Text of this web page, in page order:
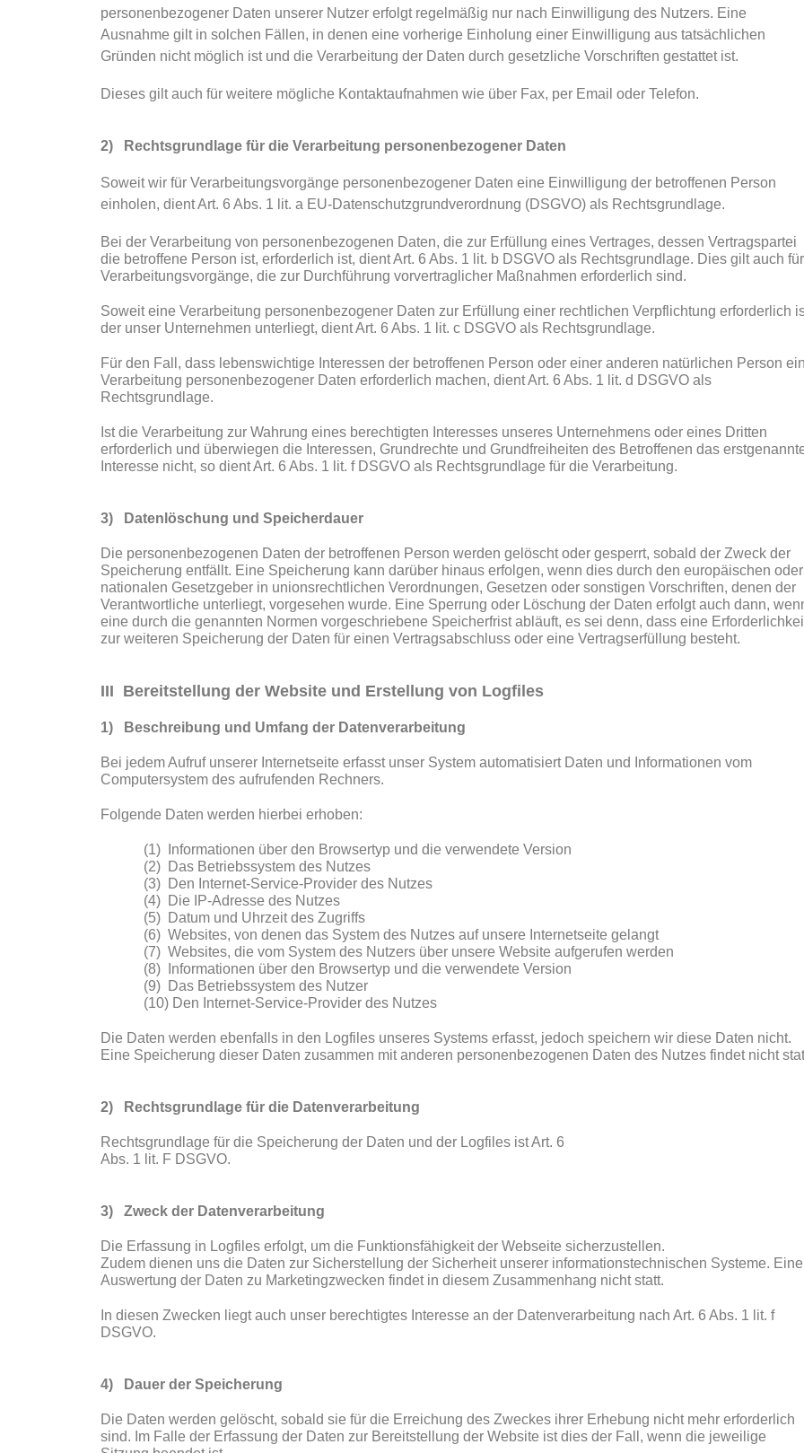
personenbezogener Daten unserer Nutzer erfolgt regelmäßig nur nach Einwilligung des Nutzers. Eine
Ausnahme gilt in solchen Fällen, in denen eine vorherige Einholung einer Einwilligung aus tatsächlichen
Gründen nicht möglich ist und die Verarbeitung der Daten durch gesetzliche Vorschriften gestattet ist.
Dieses gilt auch für weitere mögliche Kontaktaufnahmen wie über Fax, per Email oder Telefon.
2) Rechtsgrundlage für die Verarbeitung personenbezogener Daten
Soweit wir für Verarbeitungsvorgänge personenbezogener Daten eine Einwilligung der betroffenen Person
einholen, dient Art. 6 Abs. 1 lit. a EU-Datenschutzgrundverordnung (DSGVO) als Rechtsgrundlage.
Bei der Verarbeitung von personenbezogenen Daten, die zur Erfüllung eines Vertrages, dessen Vertragspartei
die betroffene Person ist, erforderlich ist, dient Art. 6 Abs. 1 lit. b DSGVO als Rechtsgrundlage. Dies gilt auch für
Verarbeitungsvorgänge, die zur Durchführung vorvertraglicher Maßnahmen erforderlich sind.
Soweit eine Verarbeitung personenbezogener Daten zur Erfüllung einer rechtlichen Verpflichtung erforderlich
der unser Unternehmen unterliegt, dient Art. 6 Abs. 1 lit. c DSGVO als Rechtsgrundlage.
Für den Fall, dass lebenswichtige Interessen der betroffenen Person oder einer anderen natürlichen Person
Verarbeitung personenbezogener Daten erforderlich machen, dient Art. 6 Abs. 1 lit. d DSGVO als
Rechtsgrundlage.
Ist die Verarbeitung zur Wahrung eines berechtigten Interesses unseres Unternehmens oder eines Dritten
erforderlich und überwiegen die Interessen, Grundrechte und Grundfreiheiten des Betroffenen das
Interesse nicht, so dient Art. 6 Abs. 1 lit. f DSGVO als Rechtsgrundlage für die Verarbeitung.
3) Datenlöschung und Speicherdauer
Die personenbezogenen Daten der betroffenen Person werden gelöscht oder gesperrt, sobald der Zweck der
Speicherung entfällt. Eine Speicherung kann darüber hinaus erfolgen, wenn dies durch den europäischen oder
nationalen Gesetzgeber in unionsrechtlichen Verordnungen, Gesetzen oder sonstigen Vorschriften, denen der
Verantwortliche unterliegt, vorgesehen wurde. Eine Sperrung oder Löschung der Daten erfolgt auch dann,
eine durch die genannten Normen vorgeschriebene Speicherfrist abläuft, es sei denn, dass eine
zur weiteren Speicherung der Daten für einen Vertragsabschluss oder eine Vertragserfüllung besteht.
III Bereitstellung der Website und Erstellung von Logfiles
1) Beschreibung und Umfang der Datenverarbeitung
Bei jedem Aufruf unserer Internetseite erfasst unser System automatisiert Daten und Informationen vom
Computersystem des aufrufenden Rechners.
Folgende Daten werden hierbei erhoben:
(1) Informationen über den Browsertyp und die verwendete Version
(2) Das Betriebssystem des Nutzes
(3) Den Internet-Service-Provider des Nutzes
(4) Die IP-Adresse des Nutzes
(5) Datum und Uhrzeit des Zugriffs
(6) Websites, von denen das System des Nutzes auf unsere Internetseite gelangt
(7) Websites, die vom System des Nutzers über unsere Website aufgerufen werden
(8) Informationen über den Browsertyp und die verwendete Version
(9) Das Betriebssystem des Nutzer
(10) Den Internet-Service-Provider des Nutzes
Die Daten werden ebenfalls in den Logfiles unseres Systems erfasst, jedoch speichern wir diese Daten nicht.
Eine Speicherung dieser Daten zusammen mit anderen personenbezogenen Daten des Nutzes findet nicht
2) Rechtsgrundlage für die Datenverarbeitung
Rechtsgrundlage für die Speicherung der Daten und der Logfiles ist Art. 6
Abs. 1 lit. F DSGVO.
3) Zweck der Datenverarbeitung
Die Erfassung in Logfiles erfolgt, um die Funktionsfähigkeit der Webseite sicherzustellen.
Zudem dienen uns die Daten zur Sicherstellung der Sicherheit unserer informationstechnischen Systeme. Eine
Auswertung der Daten zu Marketingzwecken findet in diesem Zusammenhang nicht statt.
In diesen Zwecken liegt auch unser berechtigtes Interesse an der Datenverarbeitung nach Art. 6 Abs. 1 lit. f
DSGVO.
4) Dauer der Speicherung
Die Daten werden gelöscht, sobald sie für die Erreichung des Zweckes ihrer Erhebung nicht mehr erforderlich
sind. Im Falle der Erfassung der Daten zur Bereitstellung der Website ist dies der Fall, wenn die jeweilige